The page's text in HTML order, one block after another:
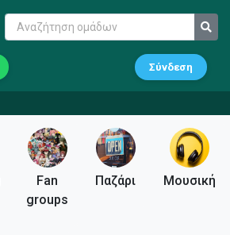
Σύνδεση
Fan
groups
Παζάρι Μουσική